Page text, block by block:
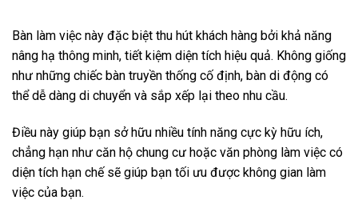
Bàn làm việc này đặc biệt thu hút khách hàng bởi khả năng
nâng hạ thông minh, tiết kiệm diện tích hiệu quả. Không giống
như những chiếc bàn truyền thống cố định, bàn di động có
thể dễ dàng di chuyển và sắp xếp lại theo nhu cầu.
Điều này giúp bạn sở hữu nhiều tính năng cực kỳ hữu ích,
chẳng hạn như căn hộ chung cư hoặc văn phòng làm việc có
diện tích hạn chế sẽ giúp bạn tối ưu được không gian làm
việc của bạn.